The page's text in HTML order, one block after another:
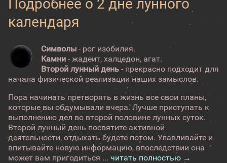
Подробнее о 2 дне лунного
календаря
Символы - рог изобилия.
Камни - жадеит, халцедон, агат.
Второй лунный день - прекрасно подходит для
начала физической реализации наших замыслов.
Пора начинать претворять в жизнь все свои планы,
которые вы обдумывали вчера. Лучше приступать к
выполнению дел во второй половине лунных суток.
Второй лунный день посвятите активной
деятельности, отдыхать будете потом. Улавливайте и
впитывайте новую информацию, впоследствии она
может вам пригодиться ... читать полностью →